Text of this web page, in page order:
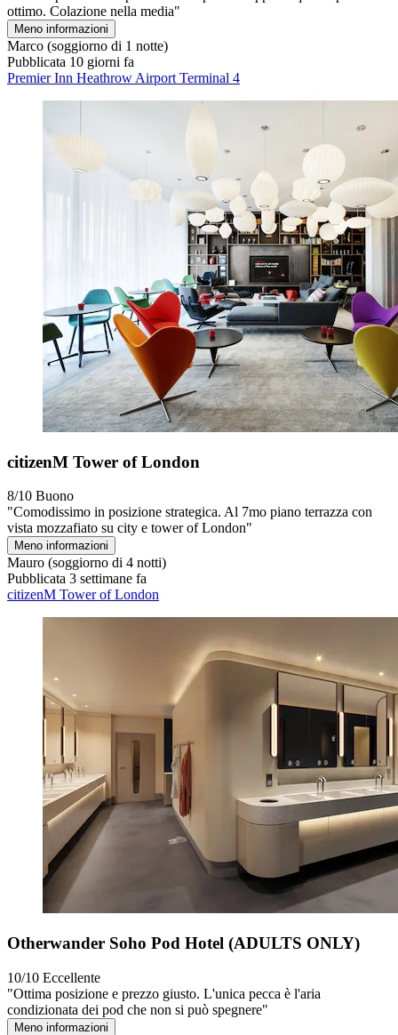
ottimo. Colazione nella media"
Meno informazioni
Marco (soggiorno di 1 notte)
Pubblicata 10 giorni fa
Premier Inn Heathrow Airport Terminal 4
citizenM Tower of London
8/10 Buono
"Comodissimo in posizione strategica. Al 7mo piano terrazza con
vista mozzafiato su city e tower of London"
Meno informazioni
Mauro (soggiorno di 4 notti)
Pubblicata 3 settimane fa
citizenM Tower of London
Otherwander Soho Pod Hotel (ADULTS ONLY)
10/10 Eccellente
"Ottima posizione e prezzo giusto. L'unica pecca è l'aria
condizionata dei pod che non si può spegnere"
Meno informazioni